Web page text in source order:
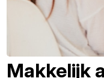
Makkelijk